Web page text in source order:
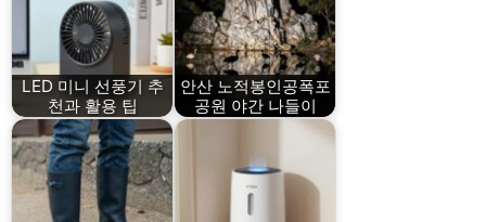
LED 미니 선풍기 추
천과 활용 팁
안산 노적봉인공폭포
공원 야간 나들이